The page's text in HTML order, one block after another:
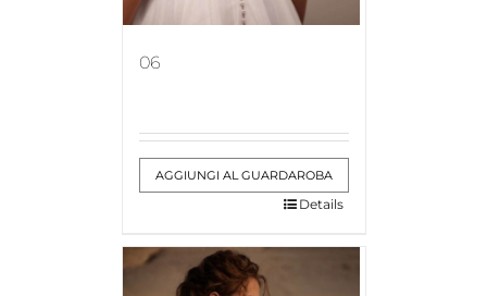
06
AGGIUNGI AL GUARDAROBA
Details